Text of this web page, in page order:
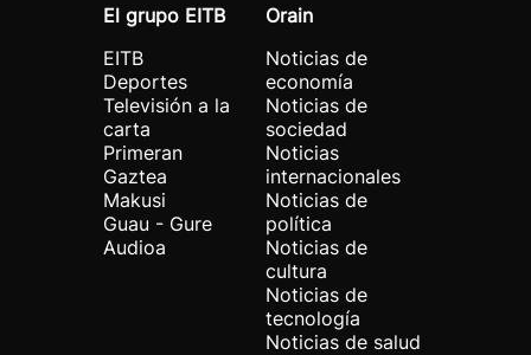
El grupo EITB
EITB
Deportes
Televisión a la
carta
Primeran
Gaztea
Makusi
Guau - Gure
Audioa
Orain
Noticias de
economía
Noticias de
sociedad
Noticias
internacionales
Noticias de
política
Noticias de
cultura
Noticias de
tecnología
Noticias de salud